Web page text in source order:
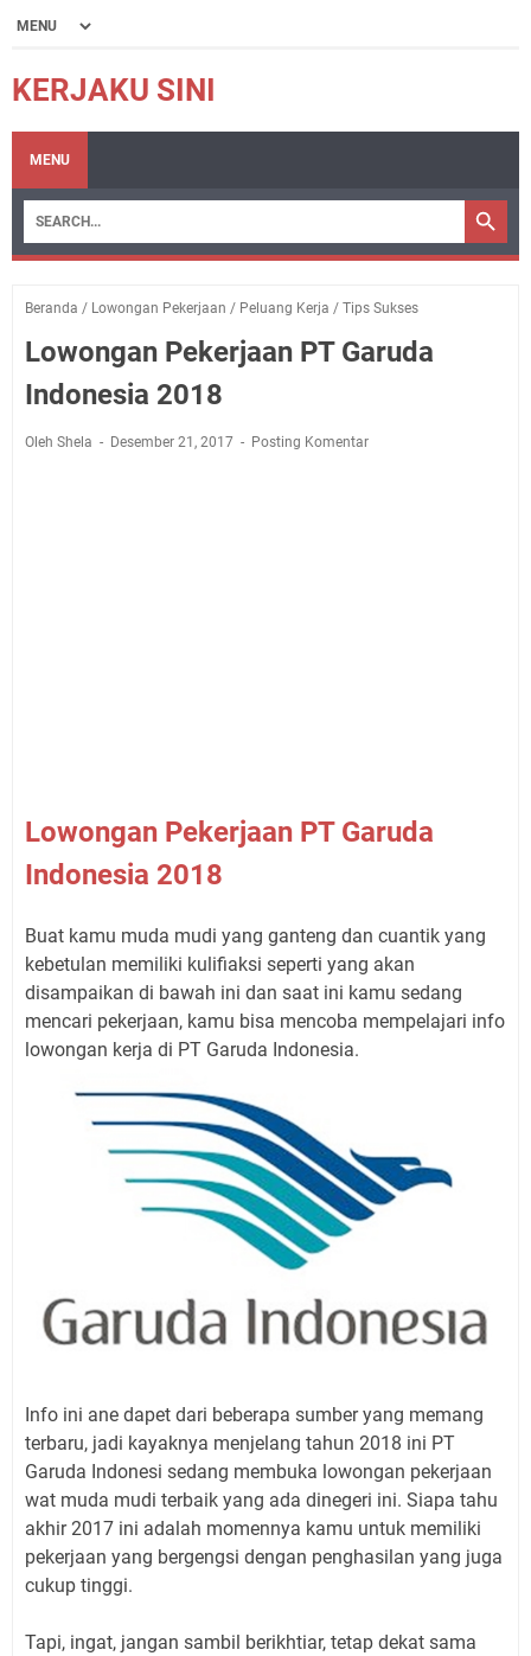
KERJAKU SINI
MENU
Beranda / Lowongan Pekerjaan / Peluang Kerja / Tips Sukses
Lowongan Pekerjaan PT Garuda
Indonesia 2018
Oleh Shela Desember 21, 2017 Posting Komentar
Lowongan Pekerjaan PT Garuda
Indonesia 2018
Buat kamu muda mudi yang ganteng dan cuantik yang
kebetulan memiliki kulifiaksi seperti yang akan
disampaikan di bawah ini dan saat ini kamu sedang
mencari pekerjaan, kamu bisa mencoba mempelajari info
lowongan kerja di PT Garuda Indonesia.
Info ini ane dapet dari beberapa sumber yang memang
terbaru, jadi kayaknya menjelang tahun 2018 ini PT
Garuda Indonesi sedang membuka lowongan pekerjaan
wat muda mudi terbaik yang ada dinegeri ini. Siapa tahu
akhir 2017 ini adalah momennya kamu untuk memiliki
pekerjaan yang bergengsi dengan penghasilan yang juga
cukup tinggi.
Tapi, ingat, jangan sambil berikhtiar, tetap dekat sama